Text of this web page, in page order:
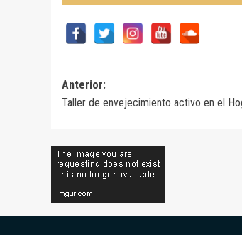
Navegación
de
Anterior:
Taller de envejecimiento activo en el